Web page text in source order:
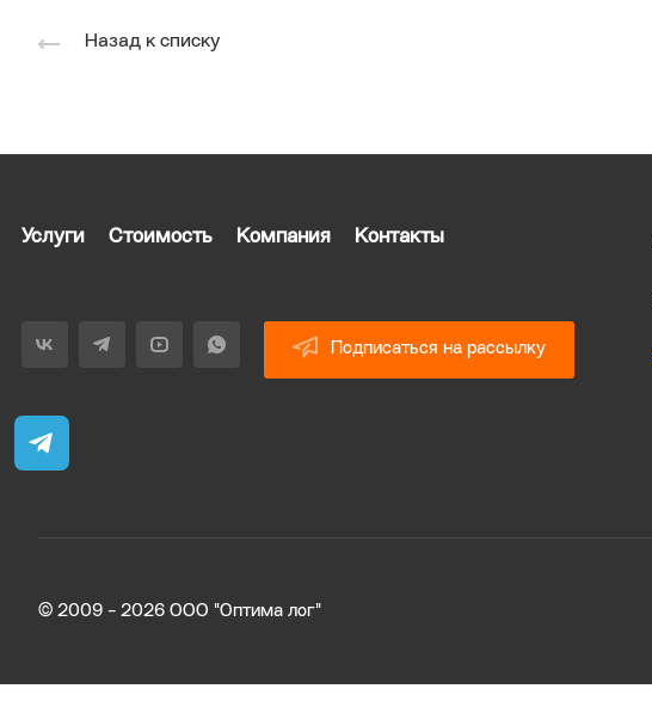
Назад к списку
Услуги Стоимость Компания Контакты
Подписаться на рассылку
© 2009 - 2026 ООО "Оптима лог"